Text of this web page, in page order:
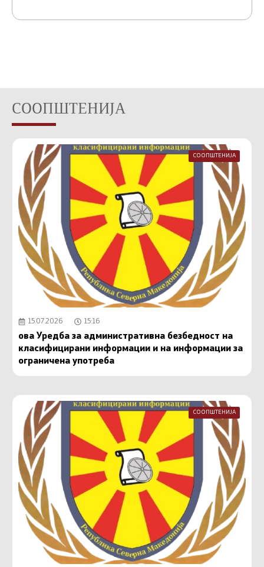
СООПШТЕНИЈА
СООПШТЕНИЈА
15.07.2026 15:16
ова Уредба за административна безбедност на
класифицирани информации и на информации за
ограничена употреба
СООПШТЕНИЈА